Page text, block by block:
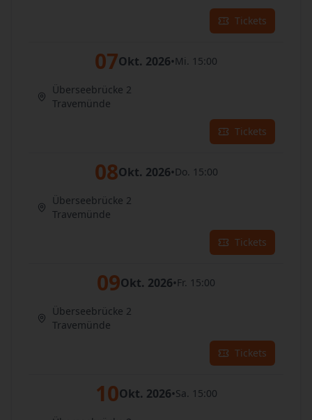
Tickets
07Okt. 2026•Mi. 15:00
Überseebrücke 2
Travemünde
Tickets
08Okt. 2026•Do. 15:00
Überseebrücke 2
Travemünde
Tickets
09Okt. 2026•Fr. 15:00
Überseebrücke 2
Travemünde
Tickets
10Okt. 2026•Sa. 15:00